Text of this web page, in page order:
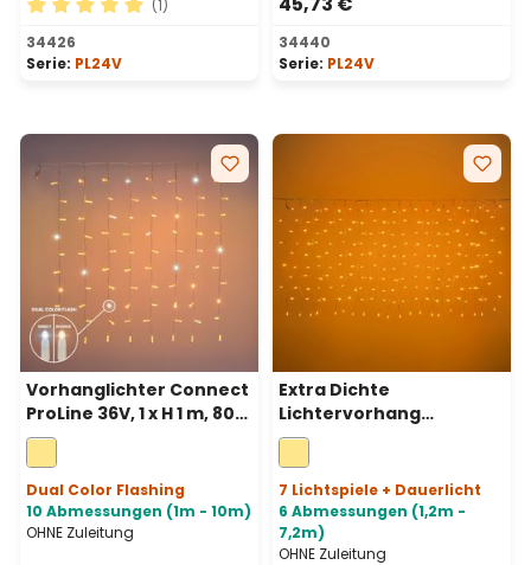
Durchschnittliche Bewertung von 5 von 5 Sternen
(1)
34426
Serie: PL24V
34440
Serie: PL24V
Vorhanglichter Connect
ProLine 36V, 1 x H 1 m, 80
Maxiled warmweiß,
transparentes Kabel
Dual Color Flashing
10 Abmessungen (1m - 10m)
OHNE Zuleitung
Extra Dichte
Lichtervorhang
Connect+ 1,2 m x H 0,6 m,
200 LEDs Warmweiß,
transparentes Kabel,
erweiterbar
7 Lichtspiele + Dauerlicht
6 Abmessungen (1,2m -
7,2m)
OHNE Zuleitung